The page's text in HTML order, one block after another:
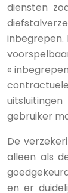
diensten
inbegrepen.
«
gebruiker
De
alleen als
en er